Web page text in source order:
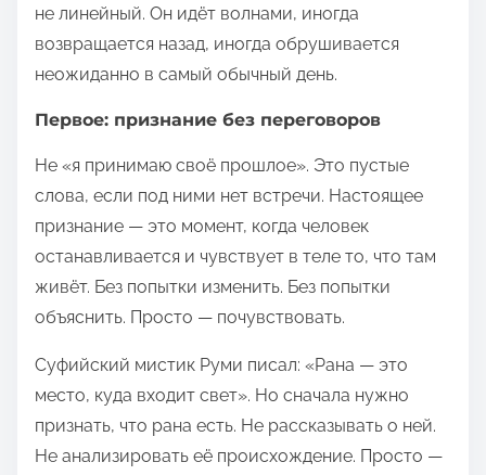
не линейный. Он идёт волнами, иногда
возвращается назад, иногда обрушивается
неожиданно в самый обычный день.
Первое: признание без переговоров
Не «я принимаю своё прошлое». Это пустые
слова, если под ними нет встречи. Настоящее
признание — это момент, когда человек
останавливается и чувствует в теле то, что там
живёт. Без попытки изменить. Без попытки
объяснить. Просто — почувствовать.
Суфийский мистик Руми писал: «Рана — это
место, куда входит свет». Но сначала нужно
признать, что рана есть. Не рассказывать о ней.
Не анализировать её происхождение. Просто —